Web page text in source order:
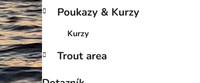
Poukazy & Kurzy
Kurzy
Trout area